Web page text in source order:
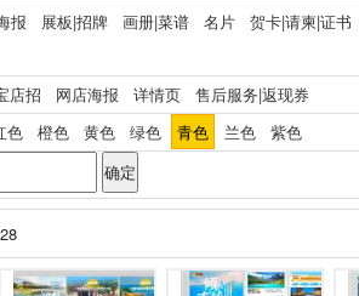
报 展板|招牌 画册|菜谱 名片 贺卡|请柬|证书
店招 网店海报 详情页
售后服务|返现券
色 橙色 黄色 绿色 青色 兰色 紫色